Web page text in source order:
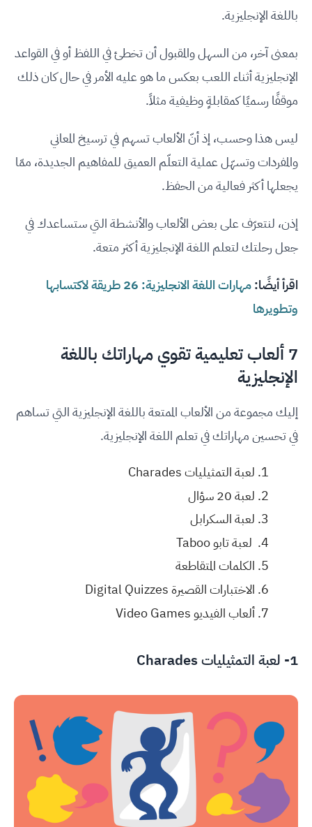
باللغة الإنجليزية.
بمعنى آخر، من السهل والمقبول أن تخطئ في اللفظ أو في القواعد
الإنجليزية أثناء اللعب بعكس ما هو عليه الأمر في حال كان ذلك
موقفًا رسميًا كمقابلةٍ وظيفية مثلاً.
ليس هذا وحسب، إذ أنّ الألعاب تسهم في ترسيخ المعاني
والمفردات وتسهّل عملية التعلّم العميق للمفاهيم الجديدة، ممّا
يجعلها أكثر فعالية من الحفظ.
إذن، لنتعرّف على بعض الألعاب والأنشطة التي ستساعدك في
جعل رحلتك لتعلم اللغة الإنجليزية أكثر متعة.
اقرأ أيضًا:
مهارات اللغة الانجليزية: 26 طريقة لاكتسابها
وتطويرها
7 ألعاب تعليمية تقوي مهاراتك باللغة
الإنجليزية
إليك مجموعة من الألعاب الممتعة باللغة الإنجليزية التي تساهم
في تحسين مهاراتك في تعلم اللغة الإنجليزية.
لعبة التمثيليات Charades
لعبة 20 سؤال
لعبة السكرابل
لعبة تابو Taboo
الكلمات المتقاطعة
الاختبارات القصيرة Digital Quizzes
ألعاب الفيديو Video Games
1- لعبة التمثيليات Charades